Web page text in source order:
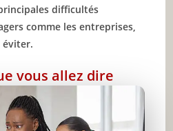
difficultés
comme les entreprises,
éviter.
vous allez dire